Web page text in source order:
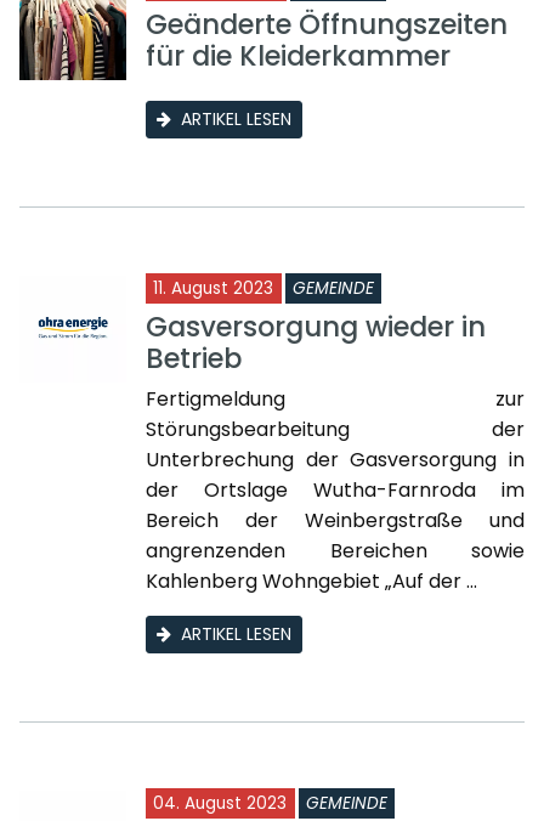
Geänderte Öffnungszeiten
für die Kleiderkammer
ARTIKEL LESEN
11. August 2023 GEMEINDE
Gasversorgung wieder in
Betrieb
Fertigmeldung zur
Störungsbearbeitung der
Unterbrechung der Gasversorgung in
der Ortslage Wutha-Farnroda im
Bereich der Weinbergstraße und
angrenzenden Bereichen sowie
Kahlenberg Wohngebiet „Auf der ...
ARTIKEL LESEN
04. August 2023 GEMEINDE